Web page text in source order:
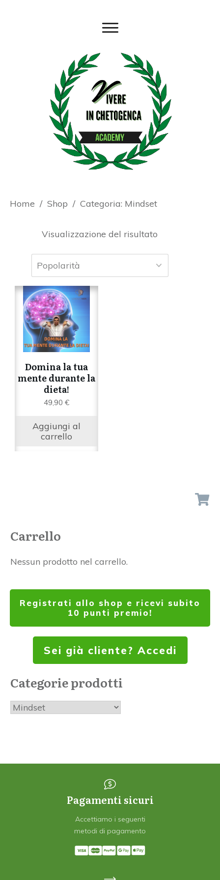
Home / Shop / Categoria: Mindset
Visualizzazione del risultato
Domina la tua
mente durante la
dieta!
49,90 €
Aggiungi al
carrello
Carrello
Nessun prodotto nel carrello.
Registrati allo shop e ricevi subito
10 punti premio!
Sei già cliente? Accedi
Categorie prodotti
Pagamenti sicuri
Accettiamo i seguenti
metodi di pagamento